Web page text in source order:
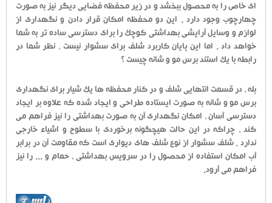
ای خاص را به محصول ببخشد و در زیر محفظه فضایی دیگر نیز به صورت
چهارچوب وجود دارد . این دو محفظه امکان قرار دادن و نگهداری از
لوازم و وسایل آرایشی بهداشتی کوچک را برای دسترسی ساده تر به شما
خواهد داد . اما این پایان کاربرد شلف برای سشوار نیست ، نظر شما در
رابطه با یک استند برس مو و شانه چیست ؟
بله ، در قسمت انتهایی شلف و در کنار محفظه ها یک شیار برای نگهداری
برس مو و شانه به صورت ایستاده طراحی و ایجاد شده که علاوه بر ایجاد
دسترسی آسان ، امکان نگهداری آن به صورت بهداشتی را نیز فراهم می
کند ، چراکه در این حالت هیچگونه برخوردی با سطوح و اشیاء خارجی
ندارد . شلف سشوار از نوع شلف های دیواری است که مقاومت آن در برابر
آب امکان استفاده از محصول را در سرویس بهداشتی ، حمام و ... را نیز
فراهم می آرود.